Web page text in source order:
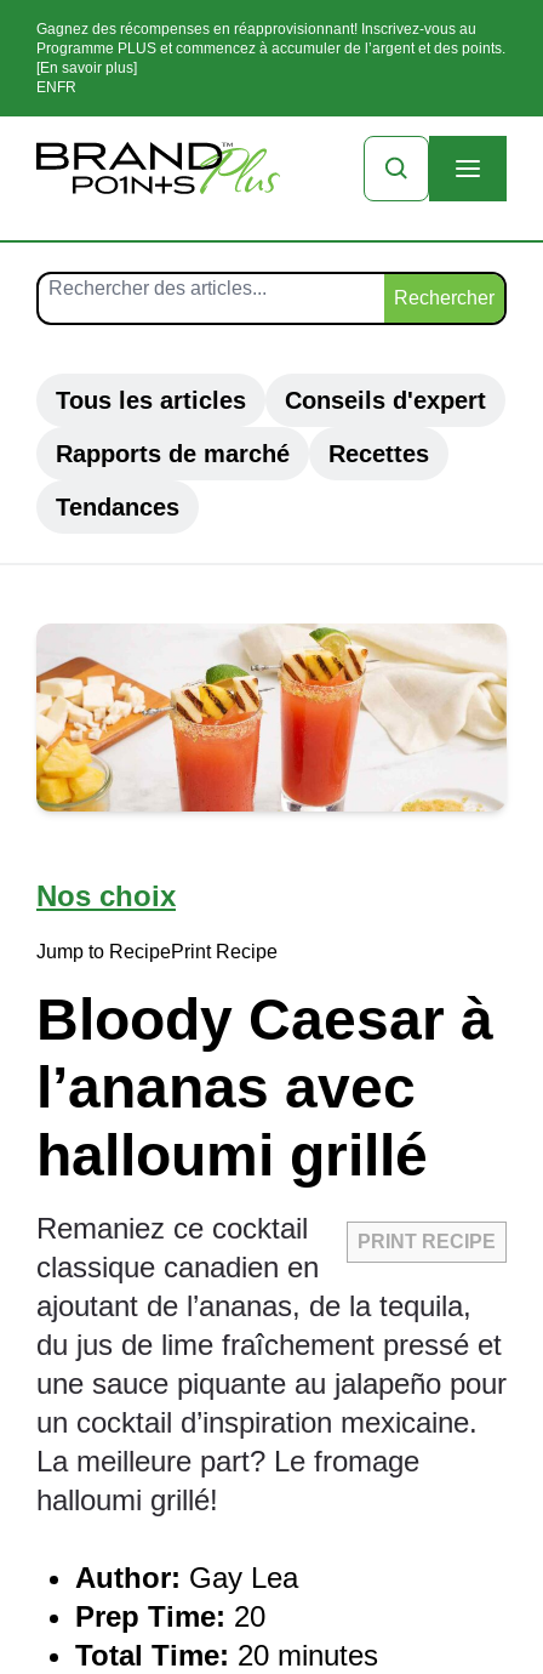
Gagnez des récompenses en réapprovisionnant! Inscrivez-vous au
Programme PLUS et commencez à accumuler de l’argent et des points.
[En savoir plus]
EN FR
Rechercher
Tous les articles
Conseils d'expert
Rapports de marché
Recettes
Tendances
Nos choix
Jump to RecipePrint Recipe
Bloody Caesar à
l’ananas avec
halloumi grillé
PRINT RECIPE
Remaniez ce cocktail
classique canadien en
ajoutant de l’ananas, de la tequila,
du jus de lime fraîchement pressé et
une sauce piquante au jalapeño pour
un cocktail d’inspiration mexicaine.
La meilleure part? Le fromage
halloumi grillé!
Author: Gay Lea
Prep Time: 20
Total Time: 20 minutes